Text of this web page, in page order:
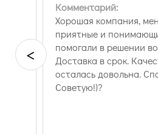
Комментарий:
Хорошая компания,
приятные и
помогали в решении
Доставка в срок.
осталась довольна.
Советую!)?
<